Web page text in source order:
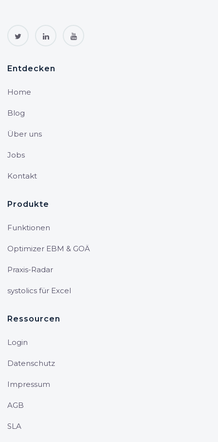
Entdecken
Home
Blog
Über uns
Jobs
Kontakt
Produkte
Funktionen
Optimizer EBM & GOÄ
Praxis-Radar
systolics für Excel
Ressourcen
Login
Datenschutz
Impressum
AGB
SLA